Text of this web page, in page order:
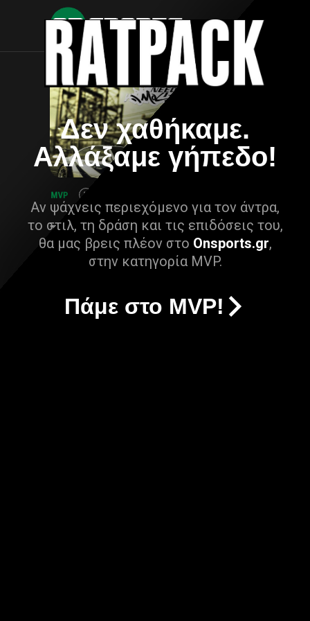
Δεν χαθήκαμε.
Αλλάξαμε γήπεδο!
Αν ψάχνεις περιεχόμενο για τον άντρα,
το στιλ, τη δράση και τις επιδόσεις του,
θα μας βρεις πλέον στο Onsports.gr,
στην κατηγορία MVP.
Πάμε στο MVP!